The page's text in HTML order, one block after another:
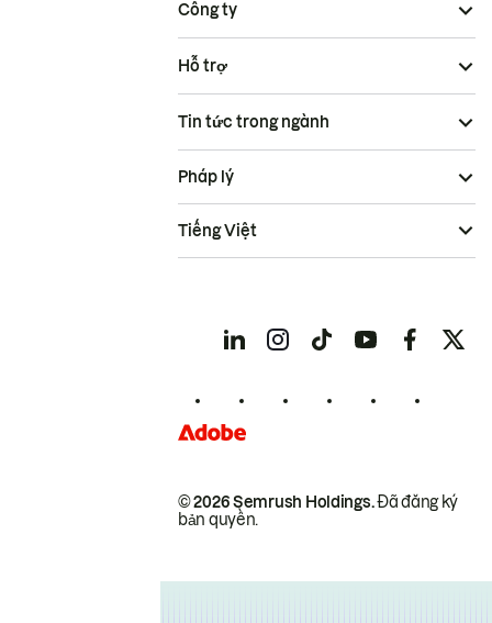
Công ty
Hỗ trợ
Tin tức trong ngành
© 2026 Semrush Holdings.Đã đăng ký
bản quyền.
Pháp lý
Tiếng Việt